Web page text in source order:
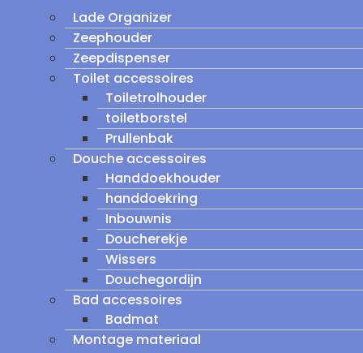
Lade Organizer
Zeephouder
Zeepdispenser
Toilet accessoires
Toiletrolhouder
toiletborstel
Prullenbak
Douche accessoires
Handdoekhouder
handdoekring
Inbouwnis
Doucherekje
Wissers
Douchegordijn
Bad accessoires
Badmat
Montage materiaal